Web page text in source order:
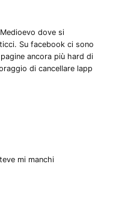
dove si
Su facebook ci sono
ancora più hard di
di cancellare lapp
mi manchi